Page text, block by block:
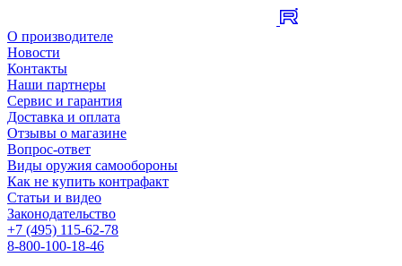
О производителе
Новости
Контакты
Наши партнеры
Сервис и гарантия
Доставка и оплата
Отзывы о магазине
Вопрос-ответ
Виды оружия самообороны
Как не купить контрафакт
Статьи и видео
Законодательство
+7 (495) 115-62-78
8-800-100-18-46